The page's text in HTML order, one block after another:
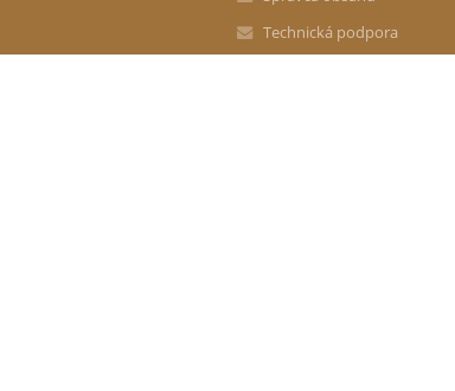
Technická podpora